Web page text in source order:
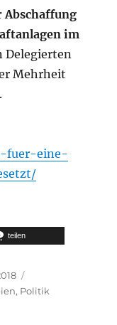
Abschaffung
im
Delegierten
Mehrheit
fuer-eine-
teilen
, Politik